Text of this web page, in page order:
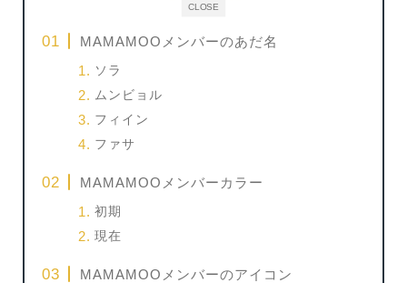
CLOSE
MAMAMOOメンバーのあだ名
ソラ
ムンビョル
フィイン
ファサ
MAMAMOOメンバーカラー
初期
現在
MAMAMOOメンバーのアイコン